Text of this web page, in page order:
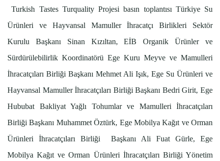
Turkish Tastes Turquality Projesi basın toplantısı Türkiye Su
Ürünleri ve Hayvansal Mamuller İhracatçı Birlikleri Sektör
Kurulu Başkanı Sinan Kızıltan, EİB Organik Ürünler ve
Sürdürülebilirlik Koordinatörü Ege Kuru Meyve ve Mamulleri
İhracatçıları Birliği Başkanı Mehmet Ali Işık, Ege Su Ürünleri ve
Hayvansal Mamuller İhracatçıları Birliği Başkanı Bedri Girit, Ege
Hububat Bakliyat Yağlı Tohumlar ve Mamulleri İhracatçıları
Birliği Başkanı Muhammet Öztürk, Ege Mobilya Kağıt ve Orman
Ürünleri İhracatçıları Birliği Başkanı Ali Fuat Gürle, Ege
Mobilya Kağıt ve Orman Ürünleri İhracatçıları Birliği Yönetim